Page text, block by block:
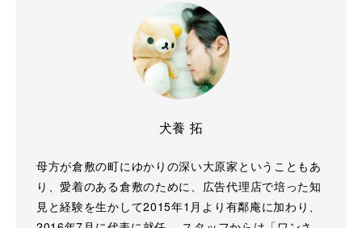
犬養 拓
母方が倉敷の町にゆかりの深い大原家ということもあ
り、愛着のある倉敷のために、広告代理店で培った知
見と経験を生かして2015年1月より有鄰庵に加わり、